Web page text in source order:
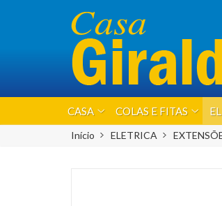
CASA COLAS E FITAS
Início ELETRICA